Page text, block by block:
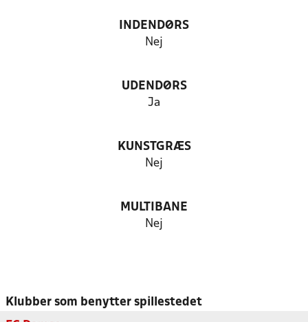
INDENDØRS
Nej
UDENDØRS
Ja
KUNSTGRÆS
Nej
MULTIBANE
Nej
Klubber som benytter spillestedet